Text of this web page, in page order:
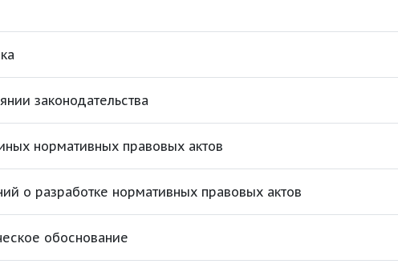
законодательства
нормативных правовых актов
о разработке нормативных правовых актов
обоснование